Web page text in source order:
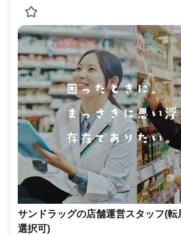
サンドラッグの店舗運営スタッフ(転
選択可)